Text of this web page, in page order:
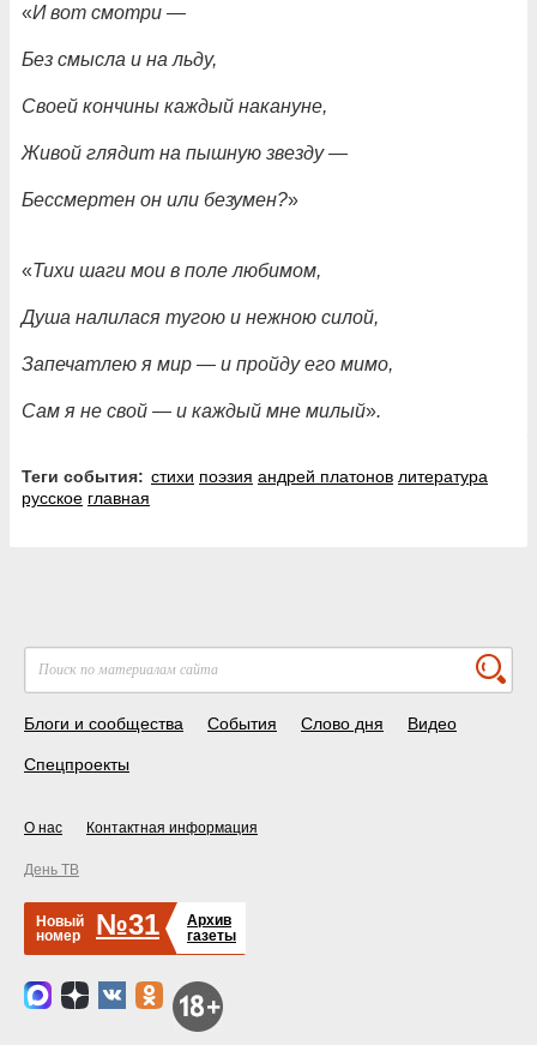
«И вот смотри —
Без смысла и на льду,
Своей кончины каждый накануне,
Живой глядит на пышную звезду —
Бессмертен он или безумен?»
«Тихи шаги мои в поле любимом,
Душа налилася тугою и нежною силой,
Запечатлею я мир — и пройду его мимо,
Сам я не свой — и каждый мне милый».
Теги события: стихи поэзия андрей платонов литература
русское главная
Блоги и сообщества События Слово дня Видео
Спецпроекты
О нас Контактная информация
День ТВ
Новый
номер
№31
Архив
газеты